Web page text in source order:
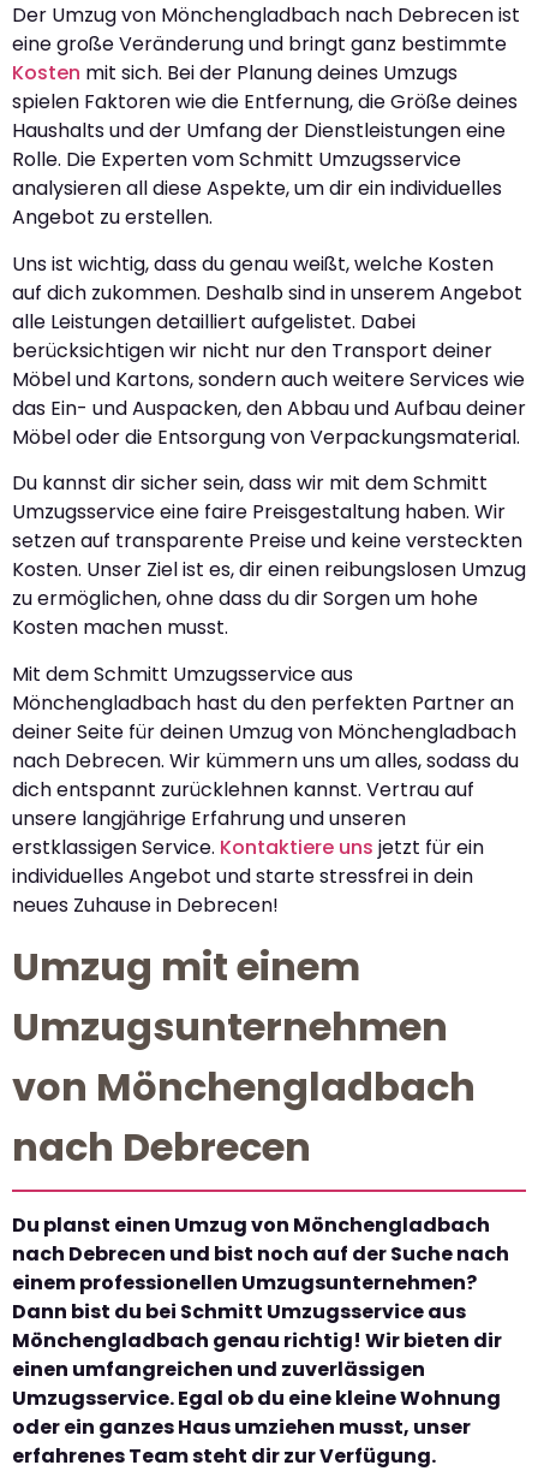
Der Umzug von Mönchengladbach nach Debrecen ist
eine große Veränderung und bringt ganz bestimmte
Kosten mit sich. Bei der Planung deines Umzugs
spielen Faktoren wie die Entfernung, die Größe deines
Haushalts und der Umfang der Dienstleistungen eine
Rolle. Die Experten vom Schmitt Umzugsservice
analysieren all diese Aspekte, um dir ein individuelles
Angebot zu erstellen.
Uns ist wichtig, dass du genau weißt, welche Kosten
auf dich zukommen. Deshalb sind in unserem Angebot
alle Leistungen detailliert aufgelistet. Dabei
berücksichtigen wir nicht nur den Transport deiner
Möbel und Kartons, sondern auch weitere Services wie
das Ein- und Auspacken, den Abbau und Aufbau deiner
Möbel oder die Entsorgung von Verpackungsmaterial.
Du kannst dir sicher sein, dass wir mit dem Schmitt
Umzugsservice eine faire Preisgestaltung haben. Wir
setzen auf transparente Preise und keine versteckten
Kosten. Unser Ziel ist es, dir einen reibungslosen Umzug
zu ermöglichen, ohne dass du dir Sorgen um hohe
Kosten machen musst.
Mit dem Schmitt Umzugsservice aus
Mönchengladbach hast du den perfekten Partner an
deiner Seite für deinen Umzug von Mönchengladbach
nach Debrecen. Wir kümmern uns um alles, sodass du
dich entspannt zurücklehnen kannst. Vertrau auf
unsere langjährige Erfahrung und unseren
erstklassigen Service. Kontaktiere uns jetzt für ein
individuelles Angebot und starte stressfrei in dein
neues Zuhause in Debrecen!
Umzug mit einem
Umzugsunternehmen
von Mönchengladbach
nach Debrecen
Du planst einen Umzug von Mönchengladbach
nach Debrecen und bist noch auf der Suche nach
einem professionellen Umzugsunternehmen?
Dann bist du bei Schmitt Umzugsservice aus
Mönchengladbach genau richtig! Wir bieten dir
einen umfangreichen und zuverlässigen
Umzugsservice. Egal ob du eine kleine Wohnung
oder ein ganzes Haus umziehen musst, unser
erfahrenes Team steht dir zur Verfügung.